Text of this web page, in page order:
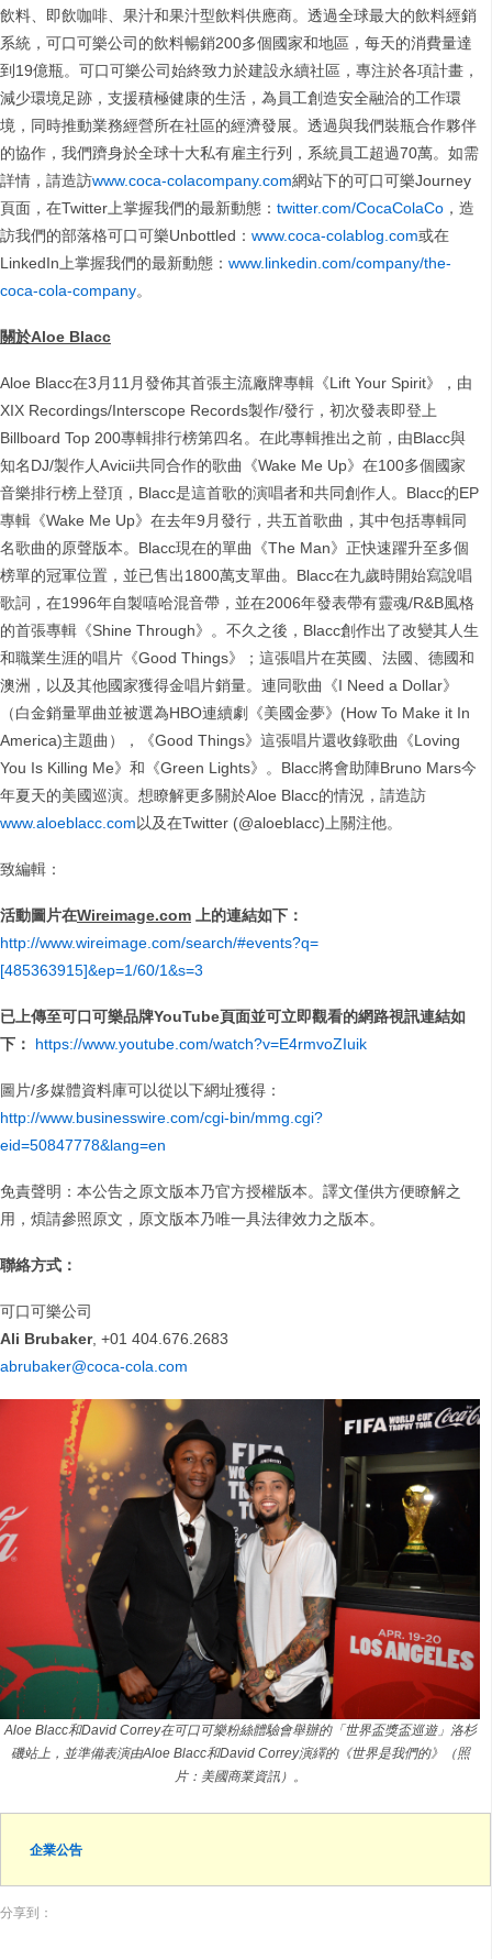
飲料、即飲咖啡、果汁和果汁型飲料供應商。透過全球最大的飲料經銷
系統，可口可樂公司的飲料暢銷200多個國家和地區，每天的消費量達
到19億瓶。可口可樂公司始終致力於建設永續社區，專注於各項計畫，
減少環境足跡，支援積極健康的生活，為員工創造安全融洽的工作環
境，同時推動業務經營所在社區的經濟發展。透過與我們裝瓶合作夥伴
的協作，我們躋身於全球十大私有雇主行列，系統員工超過70萬。如需
詳情，請造訪www.coca-colacompany.com網站下的可口可樂Journey
頁面，在Twitter上掌握我們的最新動態： twitter.com/CocaColaCo ，造
訪我們的部落格可口可樂Unbottled： www.coca-colablog.com或在
LinkedIn上掌握我們的最新動態： www.linkedin.com/company/the-
coca-cola-company。
關於Aloe Blacc
Aloe Blacc在3月11月發佈其首張主流廠牌專輯《Lift Your Spirit》，由
XIX Recordings/Interscope Records製作/發行，初次發表即登上
Billboard Top 200專輯排行榜第四名。在此專輯推出之前，由Blacc與
知名DJ/製作人Avicii共同合作的歌曲《Wake Me Up》在100多個國家
音樂排行榜上登頂，Blacc是這首歌的演唱者和共同創作人。Blacc的EP
專輯《Wake Me Up》在去年9月發行，共五首歌曲，其中包括專輯同
名歌曲的原聲版本。Blacc現在的單曲《The Man》正快速躍升至多個
榜單的冠軍位置，並已售出1800萬支單曲。Blacc在九歲時開始寫說唱
歌詞，在1996年自製嘻哈混音帶，並在2006年發表帶有靈魂/R&B風格
的首張專輯《Shine Through》。不久之後，Blacc創作出了改變其人生
和職業生涯的唱片《Good Things》；這張唱片在英國、法國、德國和
澳洲，以及其他國家獲得金唱片銷量。連同歌曲《I Need a Dollar》
（白金銷量單曲並被選為HBO連續劇《美國金夢》(How To Make it In
America)主題曲），《Good Things》這張唱片還收錄歌曲《Loving
You Is Killing Me》和《Green Lights》。Blacc將會助陣Bruno Mars今
年夏天的美國巡演。想瞭解更多關於Aloe Blacc的情況，請造訪
www.aloeblacc.com以及在Twitter (@aloeblacc)上關注他。
致編輯：
活動圖片在Wireimage.com 上的連結如下：
http://www.wireimage.com/search/#events?q=
[485363915]&ep=1/60/1&s=3
已上傳至可口可樂品牌YouTube頁面並可立即觀看的網路視訊連結如
下：
https://www.youtube.com/watch?v=E4rmvoZIuik
圖片/多媒體資料庫可以從以下網址獲得：
http://www.businesswire.com/cgi-bin/mmg.cgi?
eid=50847778&lang=en
免責聲明：本公告之原文版本乃官方授權版本。譯文僅供方便瞭解之
用，煩請參照原文，原文版本乃唯一具法律效力之版本。
聯絡方式：
可口可樂公司
Ali Brubaker, +01 404.676.2683
abrubaker@coca-cola.com
Aloe Blacc和David Correy在可口可樂粉絲體驗會舉辦的「世界盃獎盃巡遊」洛杉
磯站上，並準備表演由Aloe Blacc和David Correy演繹的《世界是我們的》（照
片：美國商業資訊）。
企業公告
分享到：